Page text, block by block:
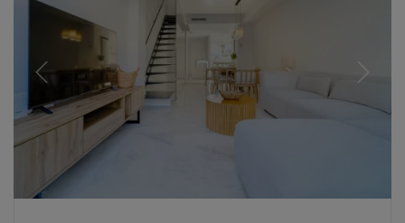
Previous Next